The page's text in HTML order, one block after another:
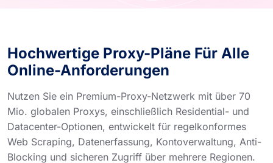
Hochwertige Proxy-Pläne Für Alle
Online-Anforderungen
Nutzen Sie ein Premium-Proxy-Netzwerk mit über 70
Mio. globalen Proxys, einschließlich Residential- und
Datacenter-Optionen, entwickelt für regelkonformes
Web Scraping, Datenerfassung, Kontoverwaltung, Anti-
Blocking und sicheren Zugriff über mehrere Regionen.